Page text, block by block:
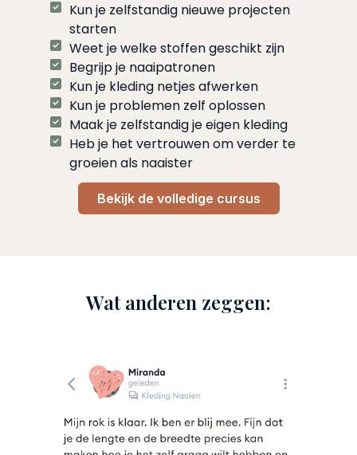
Kun je zelfstandig nieuwe projecten
starten
Weet je welke stoffen geschikt zijn
Begrijp je naaipatronen
Kun je kleding netjes afwerken
Kun je problemen zelf oplossen
Maak je zelfstandig je eigen kleding
Heb je het vertrouwen om verder te
groeien als naaister
Bekijk de volledige cursus
Wat anderen zeggen: